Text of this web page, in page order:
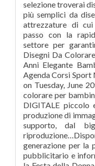
selezione troverai
più semplici da
attrezzature di
passo con la
settore per
Disegni Da
Anni Elegante
Agenda Corsi
on Tuesday, June
colorare per
DIGITALE piccolo
produzione di
supporto, dal
generazione per la
pubblicitario e